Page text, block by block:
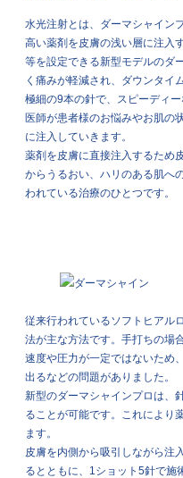
水光注射とは、ダーマシャイン
高い薬剤を皮膚の浅い層に注入
等を設定できる新型モデルのダ
く痛みが軽減され、ダウンタイ
極細の9本の針で、スピーディ
医師が患者様のお悩みやお肌の
に注入していきます。
薬剤を皮膚に直接注入するため
からうるおい、ハリのある肌へ
われている治療のひとつです。
従来行われているソフトヒアル
法が主な方法です。手打ちの場
速度や圧力が一定ではないため
出るなどの問題がありました。
新型のダーマシャインプロは、
ることが可能です。これにより
ます。
皮膚を内側から吸引しながら注
るとともに、1ショット5針で施